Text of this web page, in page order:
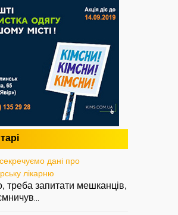
дані про
лікарню
треба запитати мешканців,